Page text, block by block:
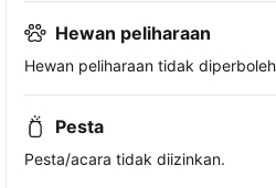
Hewan peliharaan
Hewan peliharaan tidak
Pesta
Pesta/acara tidak diizinkan.